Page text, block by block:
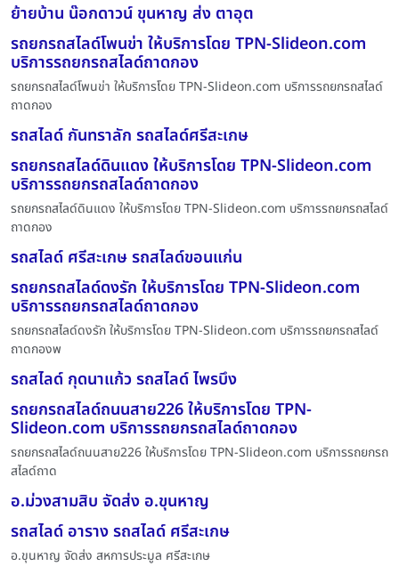
ย้ายบ้าน น๊อกดาวน์ ขุนหาญ ส่ง ตาอุต
รถยกรถสไลด์โพนข่า ให้บริการโดย TPN-Slideon.com
บริการรถยกรถสไลด์ถาดกอง
รถยกรถสไลด์โพนข่า ให้บริการโดย TPN-Slideon.com บริการรถยกรถสไลด์
ถาดกอง
รถสไลด์ กันทราลัก รถสไลด์ศรีสะเกษ
รถยกรถสไลด์ดินแดง ให้บริการโดย TPN-Slideon.com
บริการรถยกรถสไลด์ถาดกอง
รถยกรถสไลด์ดินแดง ให้บริการโดย TPN-Slideon.com บริการรถยกรถสไลด์
ถาดกอง
รถสไลด์ ศรีสะเกษ รถสไลด์ขอนแก่น
รถยกรถสไลด์ดงรัก ให้บริการโดย TPN-Slideon.com
บริการรถยกรถสไลด์ถาดกอง
รถยกรถสไลด์ดงรัก ให้บริการโดย TPN-Slideon.com บริการรถยกรถสไลด์
ถาดกองพ
รถสไลด์ กุดนาแก้ว รถสไลด์ ไพรบึง
รถยกรถสไลด์ถนนสาย226 ให้บริการโดย TPN-
Slideon.com บริการรถยกรถสไลด์ถาดกอง
รถยกรถสไลด์ถนนสาย226 ให้บริการโดย TPN-Slideon.com บริการรถยกรถ
สไลด์ถาด
อ.ม่วงสามสิบ จัดส่ง อ.ขุนหาญ
รถสไลด์ อาราง รถสไลด์ ศรีสะเกษ
อ.ขุนหาญ จัดส่ง สหการประมูล ศรีสะเกษ